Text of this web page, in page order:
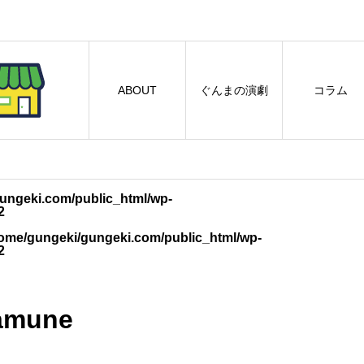
ABOUT ぐんまの演劇 コラム
public_html/wp-
gungeki/gungeki.com/public_html/wp-